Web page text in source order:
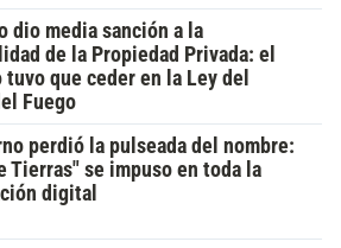
dio media sanción a la
de la Propiedad Privada: el
que ceder en la Ley del
Fuego
perdió la pulseada del nombre:
Tierras" se impuso en toda la
digital